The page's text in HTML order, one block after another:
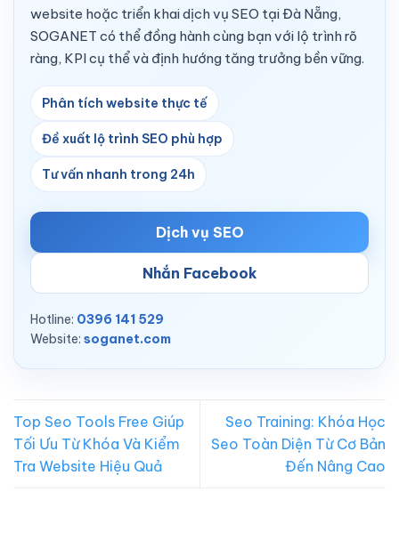
website hoặc triển khai dịch vụ SEO tại Đà Nẵng,
SOGANET có thể đồng hành cùng bạn với lộ trình rõ
ràng, KPI cụ thể và định hướng tăng trưởng bền vững.
Phân tích website thực tế
Đề xuất lộ trình SEO phù hợp
Tư vấn nhanh trong 24h
Dịch vụ SEO
Nhắn Facebook
Hotline: 0396 141 529
Website: soganet.com
Top Seo Tools Free Giúp
Tối Ưu Từ Khóa Và Kiểm
Tra Website Hiệu Quả
Seo Training: Khóa Học
Seo Toàn Diện Từ Cơ Bản
Đến Nâng Cao